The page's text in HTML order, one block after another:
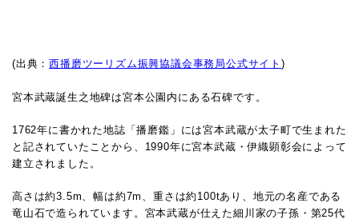
(出典：西播磨ツーリズム振興協議会事務局公式サイト)
宮本武蔵誕生之地碑は宮本公園内にある石碑です。
1762年に書かれた地誌「播磨鑑」には宮本武蔵が太子町で生まれた
と記されていたことから、1990年に宮本武蔵・伊織顕彰会によって
建立されました。
高さは約3.5m、幅は約7m、重さは約100tあり、地元の名産である
竜山石で造られています。宮本武蔵が仕えた細川家の子孫・第25代